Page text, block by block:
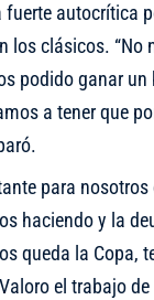
autocrítica
los clásicos. “No
podido ganar
a tener que
para nosotros
haciendo y la
queda la Copa,
el trabajo